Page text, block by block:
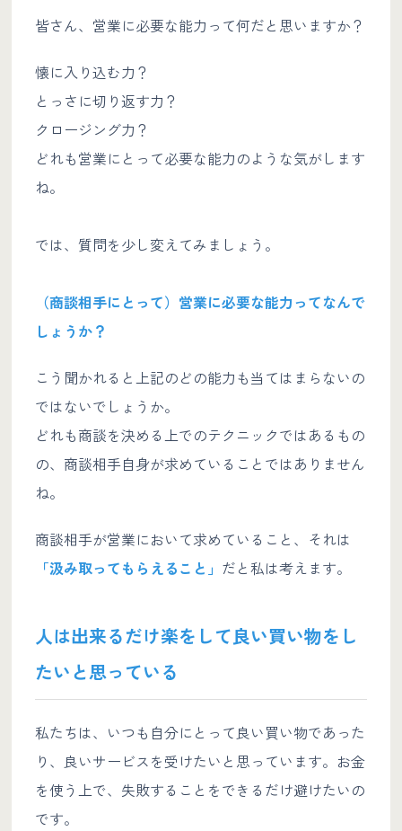
皆さん、営業に必要な能力って何だと思いますか？
懐に入り込む力？
とっさに切り返す力？
クロージング力？
どれも営業にとって必要な能力のような気がします
ね。
では、質問を少し変えてみましょう。
（商談相手にとって）営業に必要な能力ってなんで
しょうか？
こう聞かれると上記のどの能力も当てはまらないの
ではないでしょうか。
どれも商談を決める上でのテクニックではあるもの
の、商談相手自身が求めていることではありません
ね。
商談相手が営業において求めていること、それは
「汲み取ってもらえること」 だと私は考えます。
人は出来るだけ楽をして良い買い物をし
たいと思っている
私たちは、いつも自分にとって良い買い物であった
り、良いサービスを受けたいと思っています。お金
を使う上で、失敗することをできるだけ避けたいの
です。